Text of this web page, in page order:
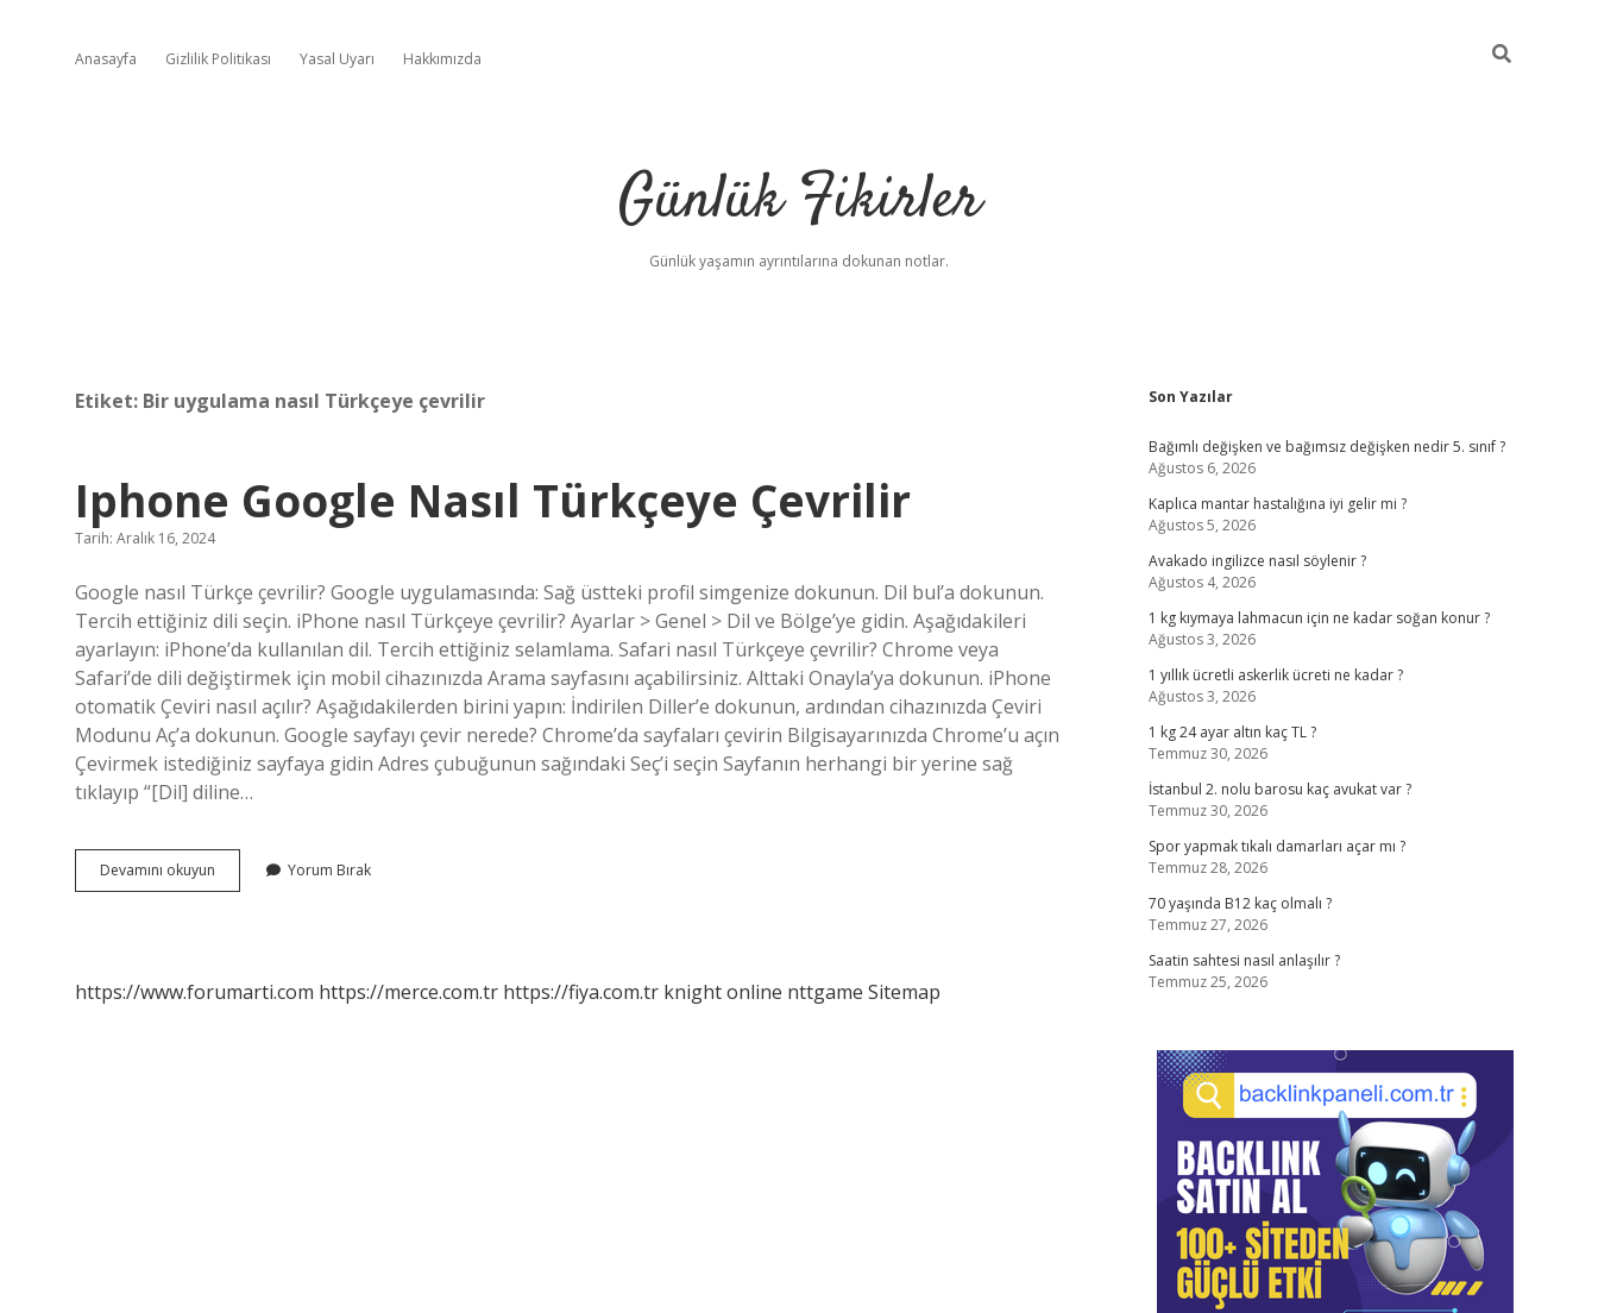
Anasayfa Gizlilik Politikası Yasal Uyarı Hakkımızda
Günlük Fikirler
Günlük yaşamın ayrıntılarına dokunan notlar.
Etiket: Bir uygulama nasıl Türkçeye çevrilir
Iphone Google Nasıl Türkçeye Çevrilir
Tarih: Aralık 16, 2024
Google nasıl Türkçe çevrilir? Google uygulamasında: Sağ üstteki profil simgenize dokunun. Dil bul’a dokunun.
Tercih ettiğiniz dili seçin. iPhone nasıl Türkçeye çevrilir? Ayarlar > Genel > Dil ve Bölge’ye gidin. Aşağıdakileri
ayarlayın: iPhone’da kullanılan dil. Tercih ettiğiniz selamlama. Safari nasıl Türkçeye çevrilir? Chrome veya
Safari’de dili değiştirmek için mobil cihazınızda Arama sayfasını açabilirsiniz. Alttaki Onayla’ya dokunun. iPhone
otomatik Çeviri nasıl açılır? Aşağıdakilerden birini yapın: İndirilen Diller’e dokunun, ardından cihazınızda Çeviri
Modunu Aç’a dokunun. Google sayfayı çevir nerede? Chrome’da sayfaları çevirin Bilgisayarınızda Chrome’u açın
Çevirmek istediğiniz sayfaya gidin Adres çubuğunun sağındaki Seç’i seçin Sayfanın herhangi bir yerine sağ
tıklayıp “[Dil] diline…
Devamını okuyun
Google
Yorum Bırak
https://www.forumarti.com https://merce.com.tr https://fiya.com.tr knight online nttgame Sitemap
Sidebar
Son Yazılar
Bağımlı değişken ve bağımsız değişken nedir 5. sınıf ?
Ağustos 6, 2026
Kaplıca mantar hastalığına iyi gelir mi ?
Ağustos 5, 2026
Avakado ingilizce nasıl söylenir ?
Ağustos 4, 2026
1 kg kıymaya lahmacun için ne kadar soğan konur ?
Ağustos 3, 2026
1 yıllık ücretli askerlik ücreti ne kadar ?
Ağustos 3, 2026
1 kg 24 ayar altın kaç TL ?
Temmuz 30, 2026
İstanbul 2. nolu barosu kaç avukat var ?
Temmuz 30, 2026
Spor yapmak tıkalı damarları açar mı ?
Temmuz 28, 2026
70 yaşında B12 kaç olmalı ?
Temmuz 27, 2026
Saatin sahtesi nasıl anlaşılır ?
Temmuz 25, 2026